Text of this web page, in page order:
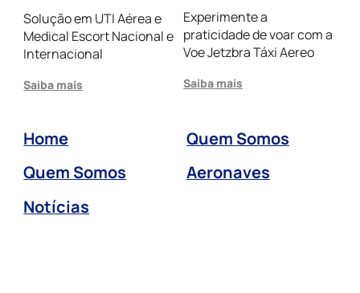
Solução em UTI Aérea e
Medical Escort Nacional e
Internacional
Saiba mais
Experimente a
praticidade de voar com a
Voe Jetzbra Táxi Aereo
Saiba mais
Home
Quem Somos
Quem Somos
Aeronaves
Notícias